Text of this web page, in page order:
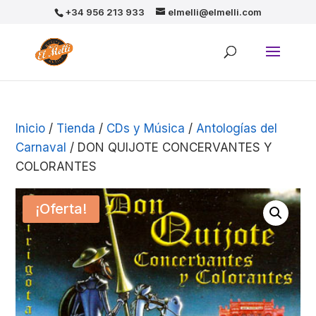
+34 956 213 933 elmelli@elmelli.com
Inicio / Tienda / CDs y Música / Antologías del
Carnaval / DON QUIJOTE CONCERVANTES Y
COLORANTES
¡Oferta!